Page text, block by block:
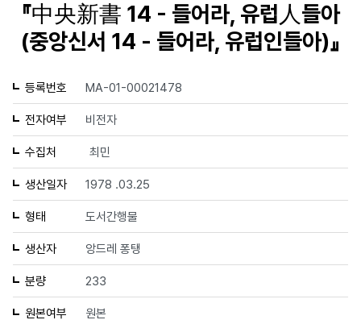
『中央新書 14 - 들어라, 유럽人들아
(중앙신서 14 - 들어라, 유럽인들아)』
등록번호 MA-01-00021478
전자여부 비전자
수집처 최민
생산일자 1978 .03.25
형태 도서간행물
생산자 앙드레 퐁탱
분량 233
원본여부 원본